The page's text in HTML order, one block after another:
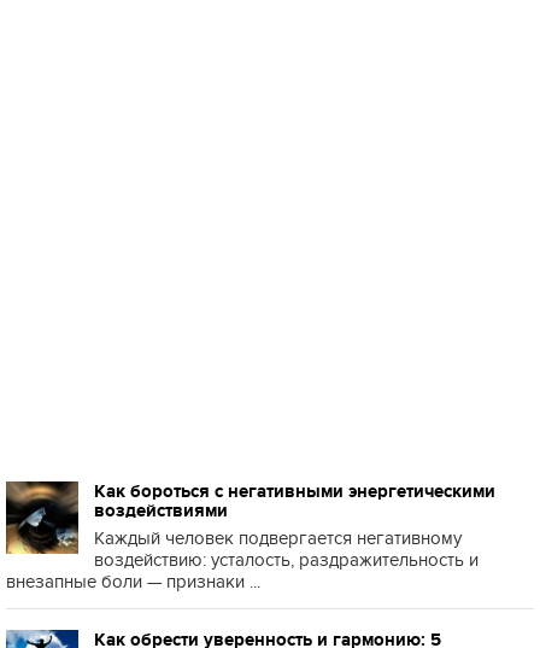
Как бороться с негативными энергетическими
воздействиями
Каждый человек подвергается негативному
воздействию: усталость, раздражительность и
внезапные боли — признаки ...
Как обрести уверенность и гармонию: 5